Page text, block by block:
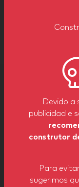
, Expositor
Se você trabalhou
que compartilhe
Sua opinião é de
visitantes.
Devido
publicidad e
construtor
Para
sugerimos